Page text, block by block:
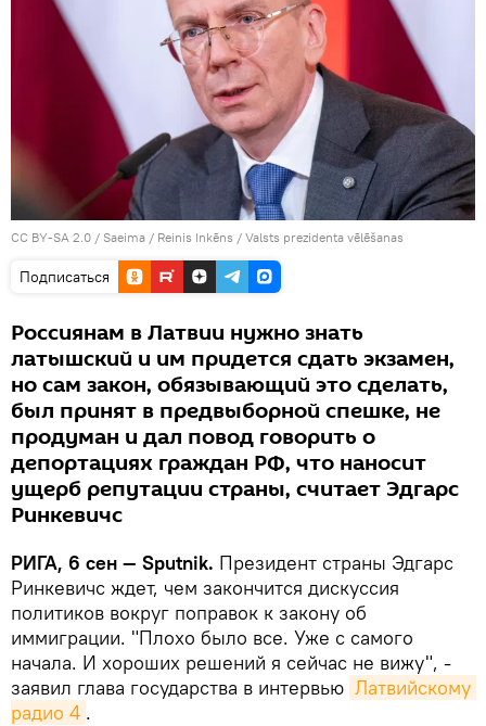
CC BY-SA 2.0 / Saeima / Reinis Inkēns / Valsts prezidenta vēlēšanas
Подписаться
Россиянам в Латвии нужно знать
латышский и им придется сдать экзамен,
но сам закон, обязывающий это сделать,
был принят в предвыборной спешке, не
продуман и дал повод говорить о
депортациях граждан РФ, что наносит
ущерб репутации страны, считает Эдгарс
Ринкевичс
РИГА, 6 сен — Sputnik. Президент страны Эдгарс
Ринкевичс ждет, чем закончится дискуссия
политиков вокруг поправок к закону об
иммиграции. "Плохо было все. Уже с самого
начала. И хороших решений я сейчас не вижу", -
заявил глава государства в интервью Латвийскому
радио 4 .